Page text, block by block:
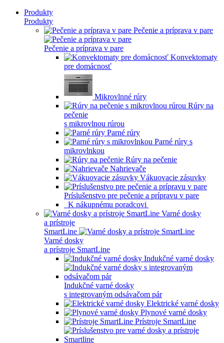
Produkty
Produkty
Pečenie a príprava v pare
Pečenie a príprava v pare
Konvektomaty
pre domácnosť
Mikrovlnné rúry
Rúry na
pečenie
s mikrovlnou rúrou
Parné rúry
Parné rúry s
mikrovlnkou
Rúry na pečenie
Nahrievače
Vákuovacie zásuvky
Príslušenstvo pre pečenie a prípravu v pare
K nákupnému poradcovi
Varné dosky
a prístroje
SmartLine
Varné dosky
a prístroje SmartLine
Indukčné varné dosky
Indukčné varné dosky
s integrovaným odsávačom pár
Elektrické varné dosky
Plynové varné dosky
Prístroje SmartLine